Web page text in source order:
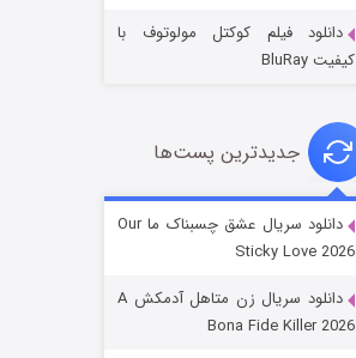
قسمت۲ (زیرنویس)
دانلود فیلم کوکتل مولوتوف با
کیفیت BluRay
جدیدترین پست‌ها
دانلود سریال عشق چسبناک ما Our
Sticky Love 2026
دانلود سریال زن متاهل آدمکش A
Bona Fide Killer 2026